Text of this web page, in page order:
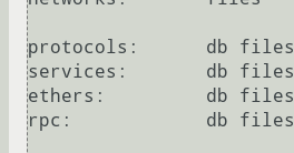
protocols:      db files
services:       db files
ethers:         db files
rpc:            db files